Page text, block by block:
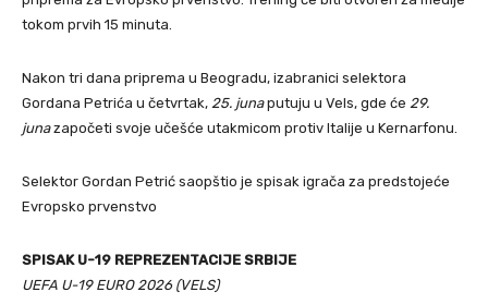
tokom prvih 15 minuta.
Nakon tri dana priprema u Beogradu, izabranici selektora
Gordana Petrića u četvrtak, 25. junaputuju u Vels, gde će 29.
junazapočeti svoje učešće utakmicom protiv Italije u Kernarfonu.
Selektor Gordan Petrić saopštio je spisak igrača za predstojeće
Evropsko prvenstvo
SPISAK U-19 REPREZENTACIJE SRBIJE
UEFA U-19 EURO 2026 (VELS)